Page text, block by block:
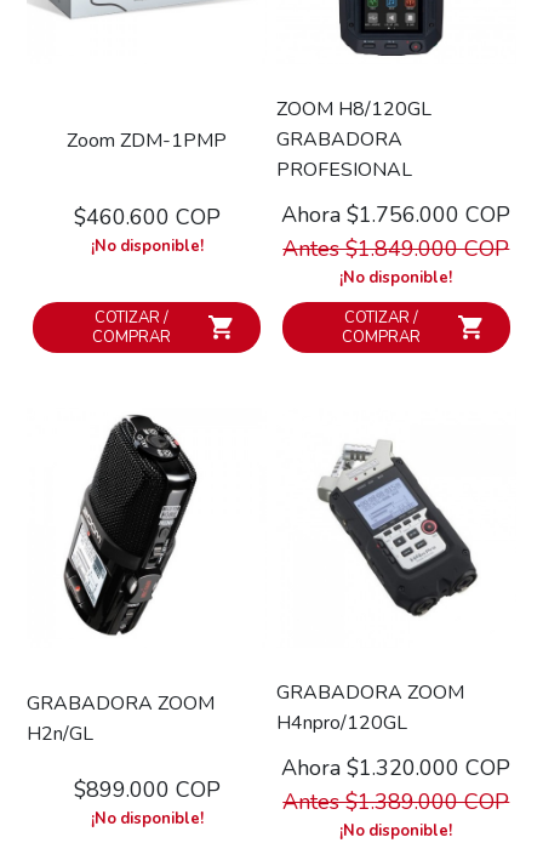
Zoom ZDM-1PMP
$460.600 COP
¡No disponible!
COTIZAR /
COMPRAR
ZOOM H8/120GL
GRABADORA
PROFESIONAL
Ahora $1.756.000 COP
Antes $1.849.000 COP
¡No disponible!
COTIZAR /
COMPRAR
GRABADORA ZOOM
H2n/GL
$899.000 COP
¡No disponible!
GRABADORA ZOOM
H4npro/120GL
Ahora $1.320.000 COP
Antes $1.389.000 COP
¡No disponible!